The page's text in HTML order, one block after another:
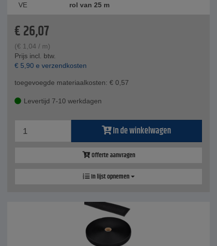
VE rol van 25 m
€26,07
(€ 1,04 / m)
Prijs incl. btw.
€ 5,90 e verzendkosten
toegevoegde materiaalkosten: € 0,57
Levertijd 7-10 werkdagen
In de winkelwagen
Offerte aanvragen
In lijst opnemen